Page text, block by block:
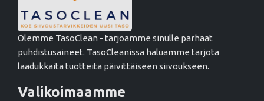
Olemme TasoClean - tarjoamme sinulle parhaat
puhdistusaineet. TasoCleanissa haluamme tarjota
laadukkaita tuotteita päivittäiseen siivoukseen.
Valikoimaamme